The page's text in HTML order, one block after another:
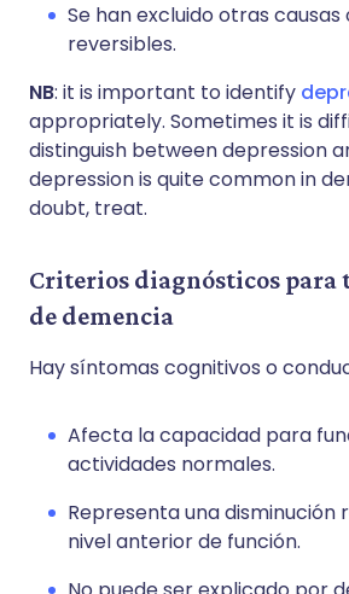
Se han excluido otras causas
reversibles.
NB: it is important to identify
appropriately. Sometimes it is
distinguish between depression
depression is quite common in
doubt, treat.
Criterios diagnósticos para
de demencia
Hay síntomas cognitivos o
Afecta la capacidad para
actividades normales.
Representa una disminución
nivel anterior de función.